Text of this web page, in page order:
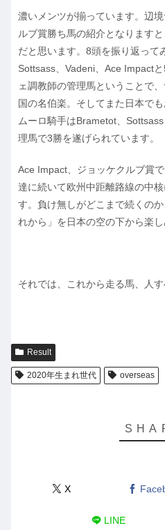
濃いメンツが揃っています。辺
ルブ賞勝ち馬の紹介となります
だと思います。8頭を振り返って
Sottsass、Vadeni、Ace Impact
ェ調教師の管理馬ということで
国の名伯楽。そしてまた日本で
ムーロ騎手はBrametot、
理馬で3勝を遂げられています。
Ace Impact、ジョッケクルブ賞
達に続いて欧州中距離路線の中
す。負け無しがどこまで続くの
れから」を日本の空の下から楽し
それでは、これから走る馬、人
Result
2020年生まれ世代 overseas
X
LINE